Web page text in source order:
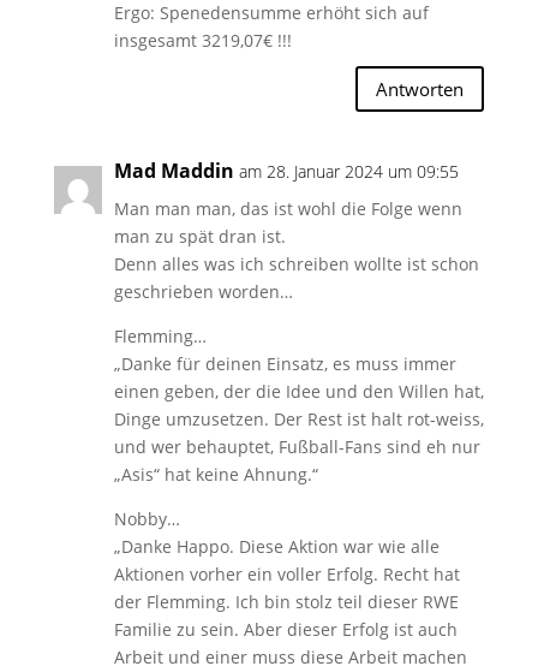
Ergo: Spenedensumme erhöht sich auf
insgesamt 3219,07€ !!!
Antworten
Mad Maddin am 28. Januar 2024 um 09:55
Man man man, das ist wohl die Folge wenn
man zu spät dran ist.
Denn alles was ich schreiben wollte ist schon
geschrieben worden…
Flemming…
„Danke für deinen Einsatz, es muss immer
einen geben, der die Idee und den Willen hat,
Dinge umzusetzen. Der Rest ist halt rot-weiss,
und wer behauptet, Fußball-Fans sind eh nur
„Asis“ hat keine Ahnung.“
Nobby…
„Danke Happo. Diese Aktion war wie alle
Aktionen vorher ein voller Erfolg. Recht hat
der Flemming. Ich bin stolz teil dieser RWE
Familie zu sein. Aber dieser Erfolg ist auch
Arbeit und einer muss diese Arbeit machen